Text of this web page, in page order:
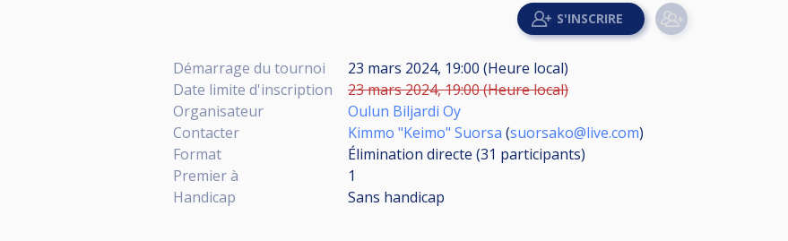
Démarrage du tournoi
23 mars 2024, 19:00 (Heure local)
Date limite d'inscription
23 mars 2024, 19:00 (Heure local)
Organisateur
Oulun Biljardi Oy
Contacter
Kimmo "Keimo" Suorsa (suorsako@live.com)
Format
Élimination directe (31 participants)
Premier à
1
Handicap
Sans handicap